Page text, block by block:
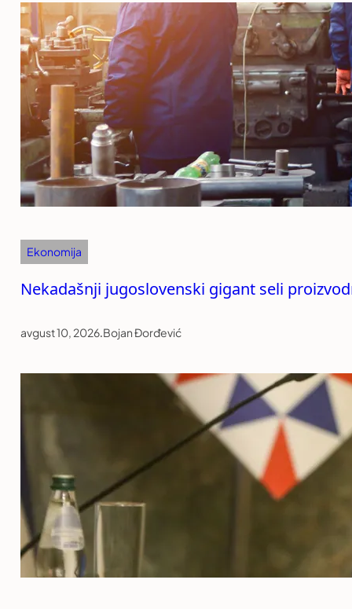
Ekonomija
Nekadašnji jugoslovenski gigant seli
avgust 10, 2026.Bojan Đorđević